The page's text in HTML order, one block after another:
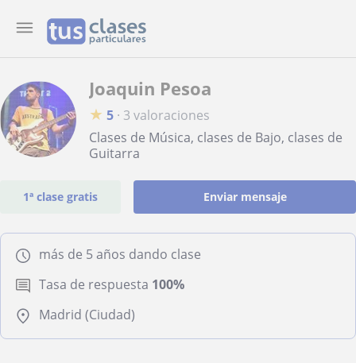
Joaquin Pesoa
★ 5 · 3 valoraciones
Clases de Música, clases de Bajo, clases de
Guitarra
1ª clase gratis Enviar mensaje
más de 5 años dando clase
Tasa de respuesta 100%
Madrid (Ciudad)